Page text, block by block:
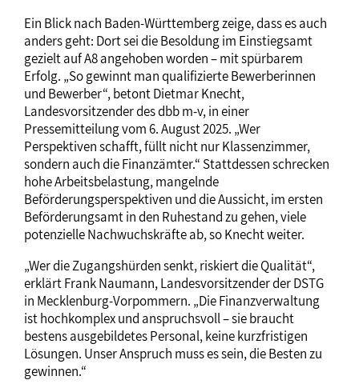
Ein Blick nach Baden-Württemberg zeige, dass es auch
anders geht: Dort sei die Besoldung im Einstiegsamt
gezielt auf A8 angehoben worden – mit spürbarem
Erfolg. „So gewinnt man qualifizierte Bewerberinnen
und Bewerber“, betont Dietmar Knecht,
Landesvorsitzender des dbb m-v, in einer
Pressemitteilung vom 6. August 2025. „Wer
Perspektiven schafft, füllt nicht nur Klassenzimmer,
sondern auch die Finanzämter.“ Stattdessen schrecken
hohe Arbeitsbelastung, mangelnde
Beförderungsperspektiven und die Aussicht, im ersten
Beförderungsamt in den Ruhestand zu gehen, viele
potenzielle Nachwuchskräfte ab, so Knecht weiter.
„Wer die Zugangshürden senkt, riskiert die Qualität“,
erklärt Frank Naumann, Landesvorsitzender der DSTG
in Mecklenburg-Vorpommern. „Die Finanzverwaltung
ist hochkomplex und anspruchsvoll – sie braucht
bestens ausgebildetes Personal, keine kurzfristigen
Lösungen. Unser Anspruch muss es sein, die Besten zu
gewinnen.“